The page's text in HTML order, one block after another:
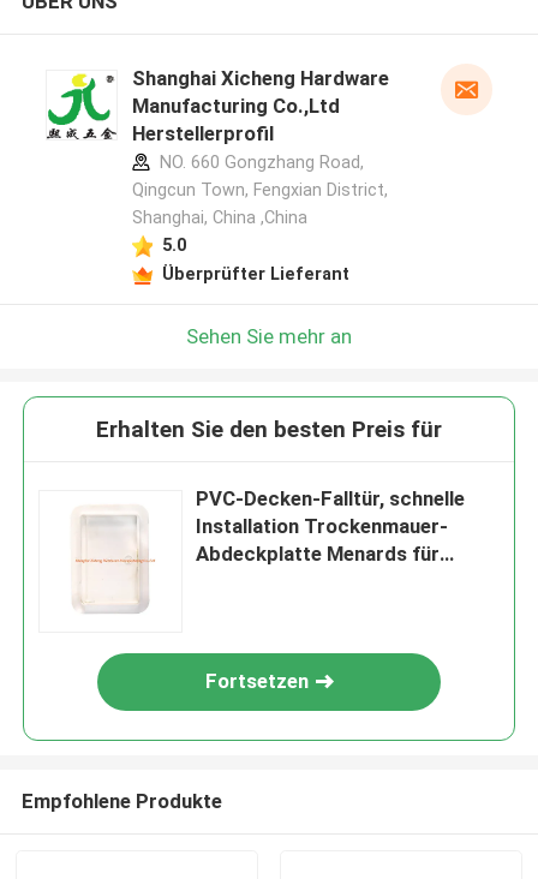
Shanghai Xicheng Hardware
Manufacturing Co.,Ltd
Herstellerprofil
NO. 660 Gongzhang Road,
Qingcun Town, Fengxian District,
Shanghai, China ,China
5.0
Überprüfter Lieferant
Sehen Sie mehr an
Erhalten Sie den besten Preis für
PVC-Decken-Falltür, schnelle
Installation Trockenmauer-
Abdeckplatte Menards für
Fortsetzen
Empfohlene Produkte